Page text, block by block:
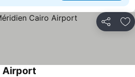
Jaa
Airport